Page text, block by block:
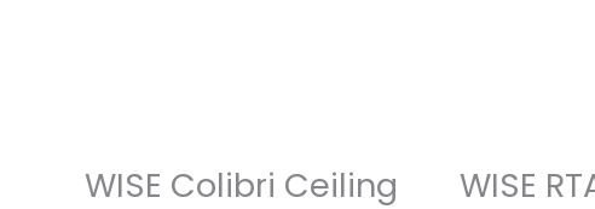
WISE Colibri Ceiling WISE